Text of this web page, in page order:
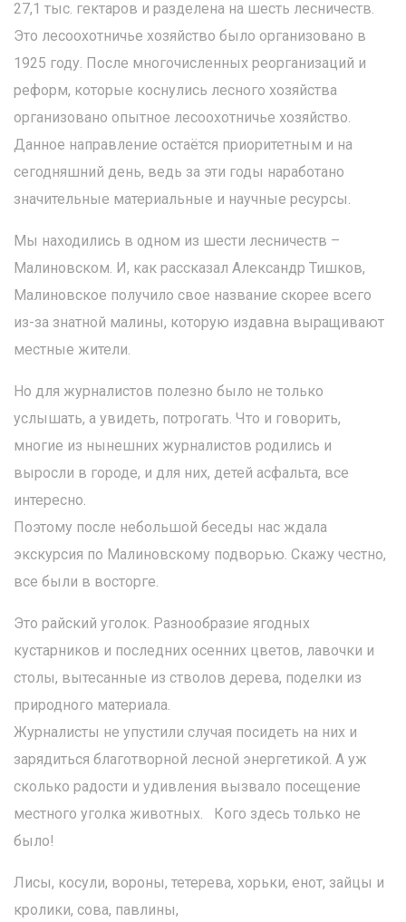
27,1 тыс. гектаров и разделена на шесть лесничеств.
Это лесоохотничье хозяйство было организовано в
1925 году. После многочисленных реорганизаций и
реформ, которые коснулись лесного хозяйства
организовано опытное лесоохотничье хозяйство.
Данное направление остаётся приоритетным и на
сегодняшний день, ведь за эти годы наработано
значительные материальные и научные ресурсы.
Мы находились в одном из шести лесничеств –
Малиновском. И, как рассказал Александр Тишков,
Малиновское получило свое название скорее всего
из-за знатной малины, которую издавна выращивают
местные жители.
Но для журналистов полезно было не только
услышать, а увидеть, потрогать. Что и говорить,
многие из нынешних журналистов родились и
выросли в городе, и для них, детей асфальта, все
интересно.
Поэтому после небольшой беседы нас ждала
экскурсия по Малиновскому подворью. Скажу честно,
все были в восторге.
Это райский уголок. Разнообразие ягодных
кустарников и последних осенних цветов, лавочки и
столы, вытесанные из стволов дерева, поделки из
природного материала.
Журналисты не упустили случая посидеть на них и
зарядиться благотворной лесной энергетикой. А уж
сколько радости и удивления вызвало посещение
местного уголка животных. Кого здесь только не
было!
Лисы, косули, вороны, тетерева, хорьки, енот, зайцы и
кролики, сова, павлины,